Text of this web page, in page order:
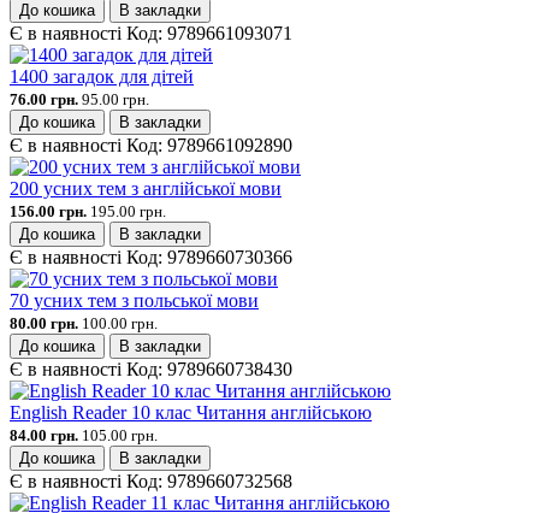
До кошика
В закладки
Є в наявності Код: 9789661093071
1400 загадок для дітей
76.00 грн. 95.00 грн.
До кошика
В закладки
Є в наявності Код: 9789661092890
200 усних тем з англійської мови
156.00 грн. 195.00 грн.
До кошика
В закладки
Є в наявності Код: 9789660730366
70 усних тем з польської мови
80.00 грн. 100.00 грн.
До кошика
В закладки
Є в наявності Код: 9789660738430
English Reader 10 клас Читання англійською
84.00 грн. 105.00 грн.
До кошика
В закладки
Є в наявності Код: 9789660732568